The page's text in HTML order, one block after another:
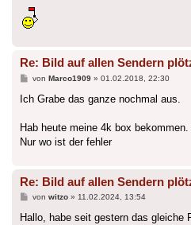
Re: Bild auf allen Sendern
Beitrag
von Marco1909» 01.02.2018, 22:30
Ich Grabe das ganze nochmal aus.
Hab heute meine 4k box
Nur wo ist der fehler
Re: Bild auf allen Sendern
Beitrag
von witzo» 11.02.2024, 13:54
Hallo, habe seit gestern das gleiche